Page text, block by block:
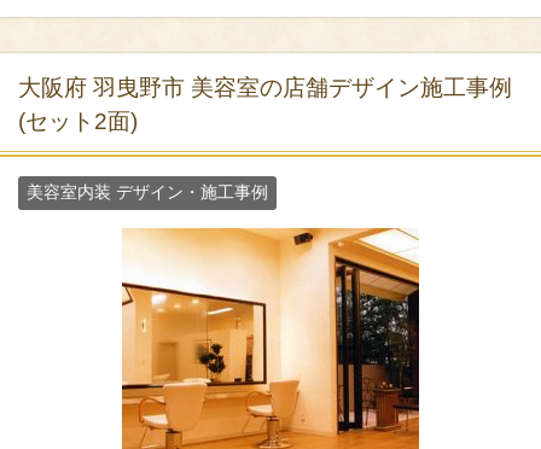
大阪府 羽曳野市 美容室の店舗デザイン施工事例
(セット2面)
美容室内装 デザイン・施工事例